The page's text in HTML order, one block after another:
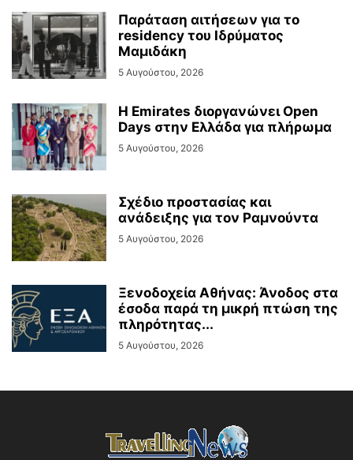
Παράταση αιτήσεων για το
residency του Ιδρύματος
Μαμιδάκη
5 Αυγούστου, 2026
Η Emirates διοργανώνει Open
Days στην Ελλάδα για πλήρωμα
5 Αυγούστου, 2026
Σχέδιο προστασίας και
ανάδειξης για τον Ραμνούντα
5 Αυγούστου, 2026
Ξενοδοχεία Αθήνας: Άνοδος στα
έσοδα παρά τη μικρή πτώση της
πληρότητας...
5 Αυγούστου, 2026